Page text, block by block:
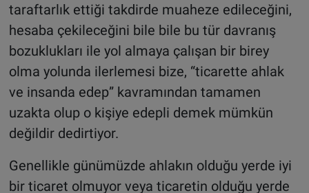
taraftarlık ettiği takdirde muaheze edileceğini,
hesaba çekileceğini bile bile bu tür davranış
bozuklukları ile yol almaya çalışan bir birey
olma yolunda ilerlemesi bize, “ticarette ahlak
ve insanda edep” kavramından tamamen
uzakta olup o kişiye edepli demek mümkün
değildir dedirtiyor.
Genellikle günümüzde ahlakın olduğu yerde iyi
bir ticaret olmuyor veya ticaretin olduğu yerde